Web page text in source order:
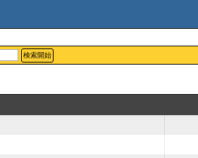
検索開始